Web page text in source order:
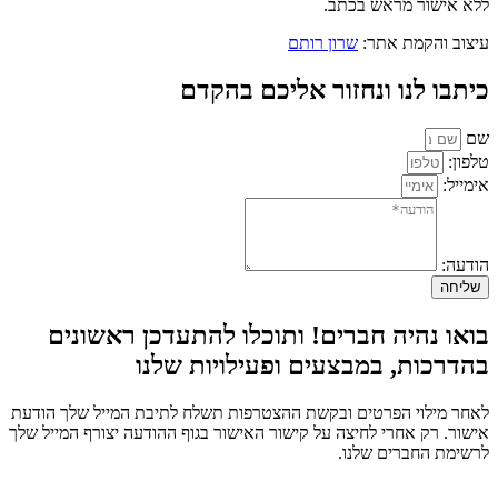
ללא אישור מראש בכתב.
עיצוב והקמת אתר: שרון רותם
כיתבו לנו ונחזור אליכם בהקדם
שם
טלפון:
אימייל:
הודעה:
שליחה
בואו נהיה חברים! ותוכלו להתעדכן ראשונים
בהדרכות, במבצעים ופעילויות שלנו
לאחר מילוי הפרטים ובקשת ההצטרפות תשלח לתיבת המייל שלך הודעת
אישור. רק אחרי לחיצה על קישור האישור בגוף ההודעה יצורף המייל שלך
לרשימת החברים שלנו.